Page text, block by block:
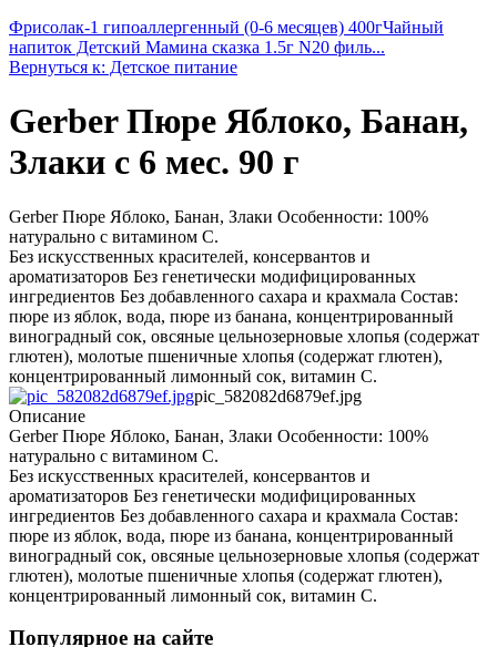
Фрисолак-1 гипоаллергенный (0-6 месяцев) 400гЧайный
напиток Детский Мамина сказка 1.5г N20 филь...
Вернуться к: Детское питание
Gerber Пюре Яблоко, Банан,
Злаки с 6 мес. 90 г
Gerber Пюре Яблоко, Банан, Злаки Особенности: 100%
натурально с витамином С.
Без искусственных красителей, консервантов и
ароматизаторов Без генетически модифицированных
ингредиентов Без добавленного сахара и крахмала Состав:
пюре из яблок, вода, пюре из банана, концентрированный
виноградный сок, овсяные цельнозерновые хлопья (содержат
глютен), молотые пшеничные хлопья (содержат глютен),
концентрированный лимонный сок, витамин С.
pic_582082d6879ef.jpg
Описание
Gerber Пюре Яблоко, Банан, Злаки Особенности: 100%
натурально с витамином С.
Без искусственных красителей, консервантов и
ароматизаторов Без генетически модифицированных
ингредиентов Без добавленного сахара и крахмала Состав:
пюре из яблок, вода, пюре из банана, концентрированный
виноградный сок, овсяные цельнозерновые хлопья (содержат
глютен), молотые пшеничные хлопья (содержат глютен),
концентрированный лимонный сок, витамин С.
Популярное на сайте